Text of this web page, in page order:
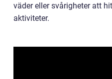
väder eller svårigheter att
aktiviteter.